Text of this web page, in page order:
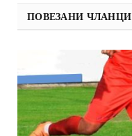
ПОВЕЗАНИ ЧЛАНЦИ